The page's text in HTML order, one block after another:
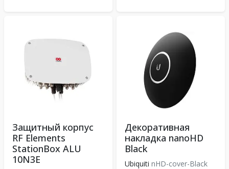
Защитный корпус
RF Elements
StationBox ALU
10N3E
Декоративная
накладка nanoHD
Black
Ubiquiti nHD-cover-Black